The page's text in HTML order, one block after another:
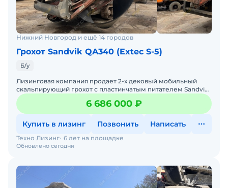
Нижний Новгород и ещё 14 городов
Грохот Sandvik QA340 (Extec S-5)
Б/у
Лизинговая компания продает 2-х дековый мобильный
скальпирующий грохот с пластинчатым питателем Sandvik
QE 340 2011 г.в.Двигатель CATERPILLAR C 4.4Номинальная м
6 686 000 ₽
Купить в лизинг Позвонить Написать
Обновлено сегодня
Техно Лизинг 6 лет на площадке